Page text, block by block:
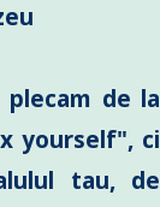
de la
yourself", ci
tau, de